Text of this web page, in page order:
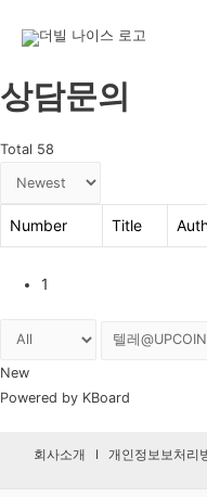
상담문의
Total 58
Number Title
1
New
Powered by KBoard
회사소개 I 개인정보보처리